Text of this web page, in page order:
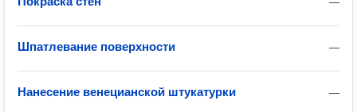
—
Шпатлевание поверхности
—
Нанесение венецианской штукатурки